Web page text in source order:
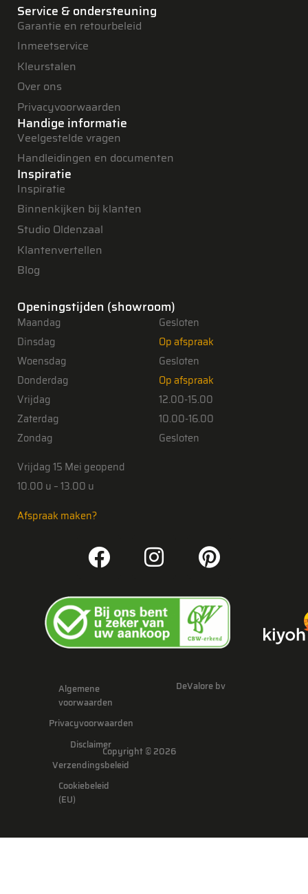
Service & ondersteuning
Garantie en retourbeleid
Inmeetservice
Kleurstalen
Over ons
Privacyvoorwaarden
Handige informatie
Veelgestelde vragen
Handleidingen en documenten
Inspiratie
Inspiratie
Binnenkijken bij klanten
Studio Oldenzaal
Klantenvertellen
Blog
Openingstijden (showroom)
Maandag
Dinsdag
Woensdag
Donderdag
Vrijdag
Zaterdag
Zondag
Gesloten
Op afspraak
Gesloten
Op afspraak
12.00-15.00
10.00-16.00
Gesloten
Vrijdag 15 Mei geopend
10.00 u – 13.00 u
Afspraak maken?
Copyright © 2026
DeValore bv
Algemene
voorwaarden
Privacyvoorwaarden
Disclaimer
Verzendingsbeleid
Cookiebeleid
(EU)